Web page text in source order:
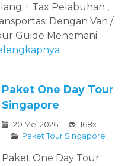
+ Tax Pelabuhan ,
Dengan Van /
Guide Menemani
Paket One Day Tour
Singapore
20 Mei 2026
168x
Paket Tour Singapore
Paket One Day Tour